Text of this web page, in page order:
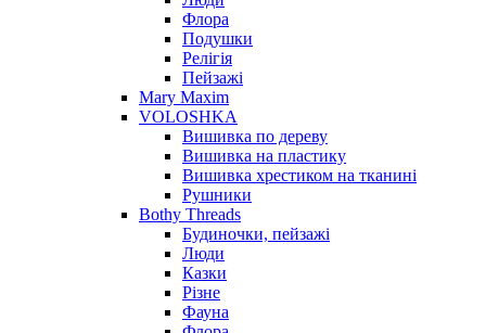
Флора
Подушки
Релігія
Пейзажі
Mary Maxim
VOLOSHKA
Вишивка по дереву
Вишивка на пластику
Вишивка хрестиком на тканині
Рушники
Bothy Threads
Будиночки, пейзажі
Люди
Казки
Різне
Фауна